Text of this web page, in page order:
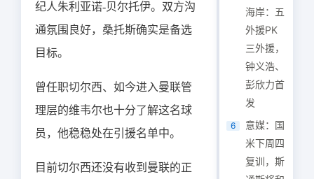
纪人朱利亚诺-贝尔托伊。双方沟
通氛围良好，桑托斯确实是备选
目标。
曾任职切尔西、如今进入曼联管
理层的维韦尔也十分了解这名球
员，他稳稳处在引援名单中。
目前切尔西还没有收到曼联的正
海岸：五
外援PK
三外援，
钟义浩、
彭欣力首
发
6
意媒：国
米下周四
复训，斯